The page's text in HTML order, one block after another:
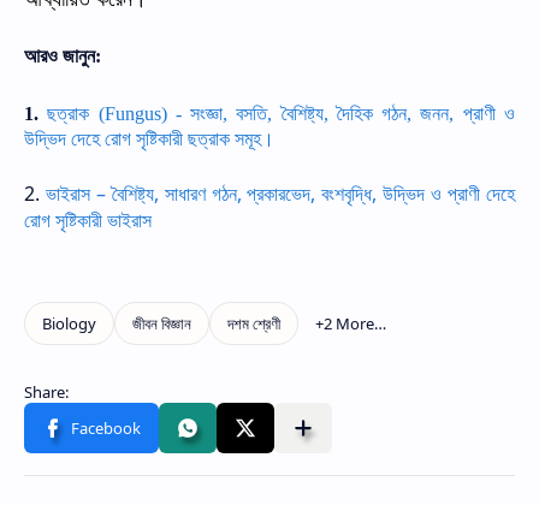
আরওজানুন:
1.ছত্রাক (Fungus) - সংজ্ঞা, বসতি, বৈশিষ্ট্য, দৈহিক গঠন, জনন, প্রাণী ও
উদ্ভিদ দেহে রোগ সৃষ্টিকারী ছত্রাক সমূহ।
2. ভাইরাস – বৈশিষ্ট্য, সাধারণ গঠন, প্রকারভেদ, বংশবৃদ্ধি, উদ্ভিদ ও প্রাণী দেহে
রোগ সৃষ্টিকারী ভাইরাস